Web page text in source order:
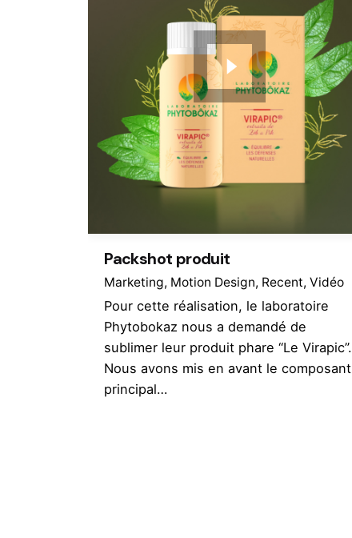
Packshot produit
Marketing Motion Design Recent Vidéo
Pour cette réalisation, le laboratoire
Phytobokaz nous a demandé de
sublimer leur produit phare “Le Virapic”.
Nous avons mis en avant le composant
principal…